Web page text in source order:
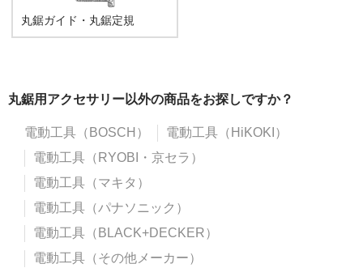
丸鋸ガイド・丸鋸定規
丸鋸用アクセサリー以外の商品をお探しですか？
電動工具（BOSCH）
電動工具（HiKOKI）
電動工具（RYOBI・京セラ）
電動工具（マキタ）
電動工具（パナソニック）
電動工具（BLACK+DECKER）
電動工具（その他メーカー）